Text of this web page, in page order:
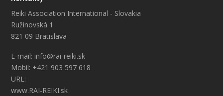
Reiki Association International - Slovakia
Ružinovská 1
821 09 Bratislava
E-mail: info@rai-reiki.sk
Mobil: +421 903 597 618
URL:
www.RAI-REIKI.sk